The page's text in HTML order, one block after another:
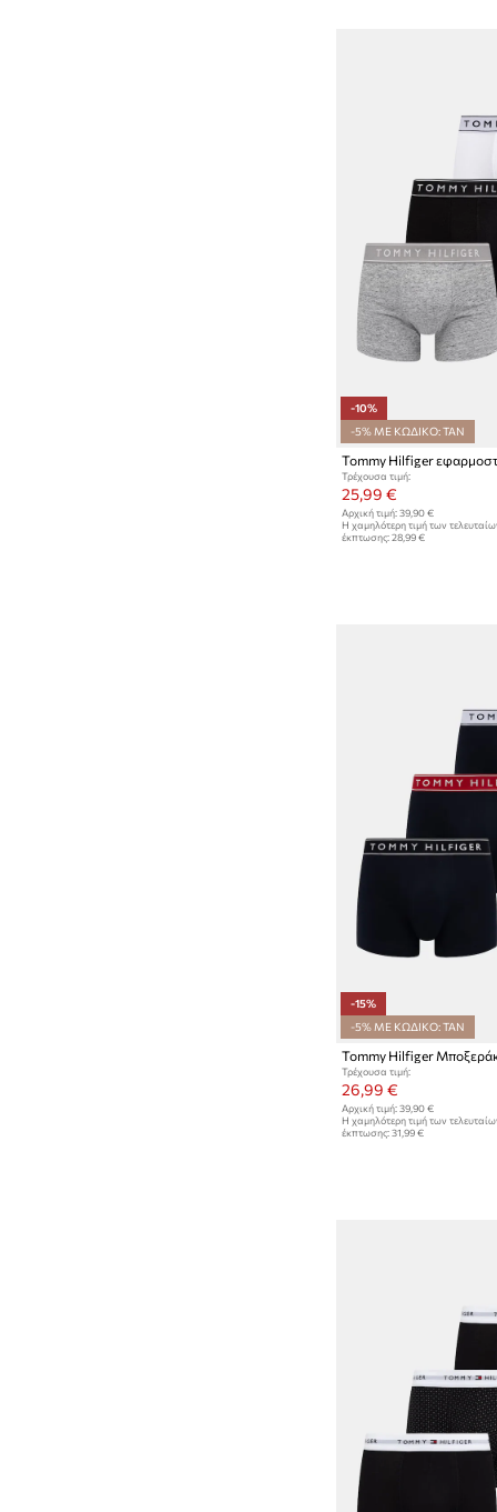
-10%
-5% ΜΕ ΚΩΔΙΚΟ: TAN
Τρέχουσα τιμή:
25,99 €
Αρχική τιμή: 39,90 €
Η χαμηλότερη τιμή των
έκπτωσης: 28,99 €
-15%
-5% ΜΕ ΚΩΔΙΚΟ: TAN
Τρέχουσα τιμή:
26,99 €
Αρχική τιμή: 39,90 €
Η χαμηλότερη τιμή των
έκπτωσης: 31,99 €